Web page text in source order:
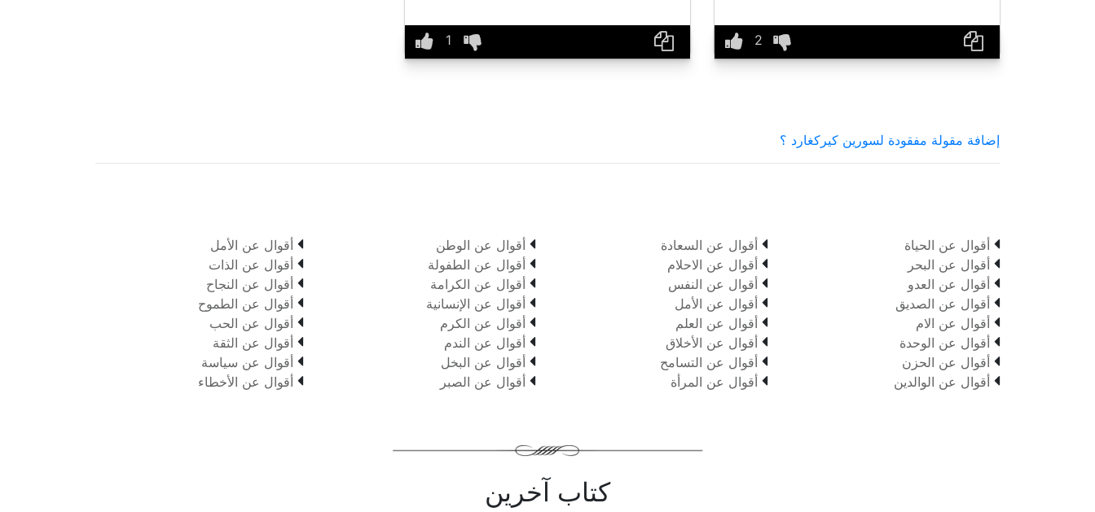
إضافة مقولة مفقودة لسورين كيركغارد ؟
 أقوال عن الحياة
 أقوال عن البحر
 أقوال عن العدو
 أقوال عن الصديق
 أقوال عن الام
 أقوال عن الوحدة
 أقوال عن الحزن
 أقوال عن الوالدين
 أقوال عن السعادة
 أقوال عن الاحلام
 أقوال عن النفس
 أقوال عن الأمل
 أقوال عن العلم
 أقوال عن الأخلاق
 أقوال عن التسامح
 أقوال عن المرأة
 أقوال عن الوطن
 أقوال عن الطفولة
 أقوال عن الكرامة
 أقوال عن الإنسانية
 أقوال عن الكرم
 أقوال عن الندم
 أقوال عن البخل
 أقوال عن الصبر
 أقوال عن الأمل
 أقوال عن الذات
 أقوال عن النجاح
 أقوال عن الطموح
 أقوال عن الحب
 أقوال عن الثقة
 أقوال عن سياسة
 أقوال عن الأخطاء
كتاب آخرين